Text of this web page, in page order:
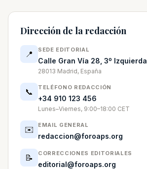
Dirección de la redacción
📍 SEDE EDITORIAL
Calle Gran Vía 28, 3º Izquierda
28013 Madrid, España
📞 TELÉFONO REDACCIÓN
+34 910 123 456
Lunes–Viernes, 9:00–18:00 CET
✉️ EMAIL GENERAL
redaccion@foroaps.org
📝 CORRECCIONES EDITORIALES
editorial@foroaps.org